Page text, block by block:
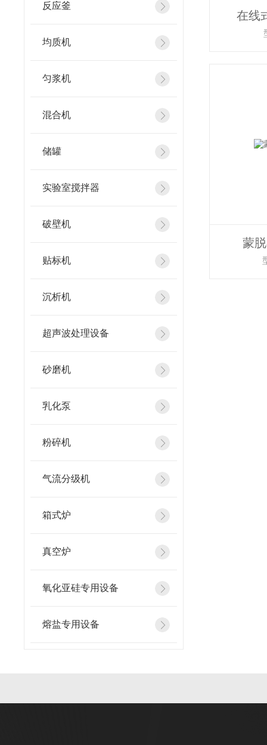
反应釜
均质机
匀浆机
混合机
储罐
实验室搅拌器
破壁机
贴标机
沉析机
超声波处理设备
砂磨机
乳化泵
粉碎机
气流分级机
箱式炉
真空炉
氧化亚硅专用设备
熔盐专用设备
在线
蒙